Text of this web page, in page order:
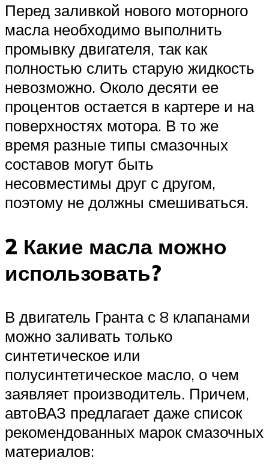
Перед заливкой нового моторного
масла необходимо выполнить
промывку двигателя, так как
полностью слить старую жидкость
невозможно. Около десяти ее
процентов остается в картере и на
поверхностях мотора. В то же
время разные типы смазочных
составов могут быть
несовместимы друг с другом,
поэтому не должны смешиваться.
2 Какие масла можно
использовать?
В двигатель Гранта с 8 клапанами
можно заливать только
синтетическое или
полусинтетическое масло, о чем
заявляет производитель. Причем,
автоВАЗ предлагает даже список
рекомендованных марок смазочных
материалов: